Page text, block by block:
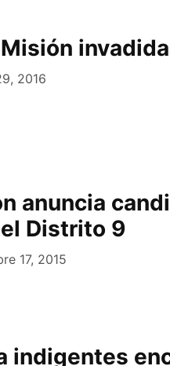
invadida
2016
anuncia
Distrito 9
17, 2015
indigentes